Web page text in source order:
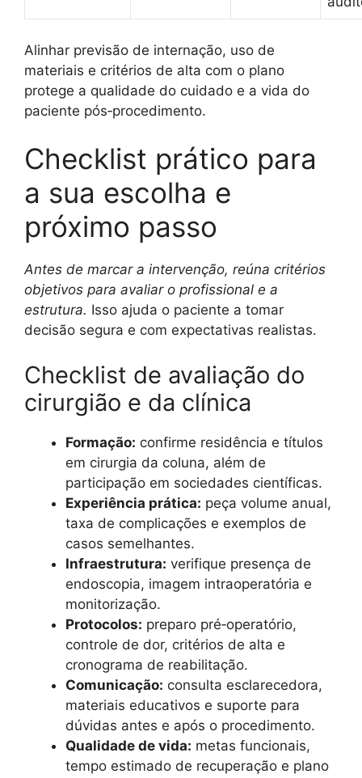
Alinhar previsão de internação, uso de
materiais e critérios de alta com o plano
protege a qualidade do cuidado e a vida do
paciente pós‑procedimento.
Checklist prático para
a sua escolha e
próximo passo
Antes de marcar a intervenção, reúna critérios
objetivos para avaliar o profissional e a
estrutura. Isso ajuda o paciente a tomar
decisão segura e com expectativas realistas.
Checklist de avaliação do
cirurgião e da clínica
Formação: confirme residência e títulos
em cirurgia da coluna, além de
participação em sociedades científicas.
Experiência prática: peça volume anual,
taxa de complicações e exemplos de
casos semelhantes.
Infraestrutura: verifique presença de
endoscopia, imagem intraoperatória e
monitorização.
Protocolos: preparo pré‑operatório,
controle de dor, critérios de alta e
cronograma de reabilitação.
Comunicação: consulta esclarecedora,
materiais educativos e suporte para
dúvidas antes e após o procedimento.
Qualidade de vida: metas funcionais,
tempo estimado de recuperação e plano